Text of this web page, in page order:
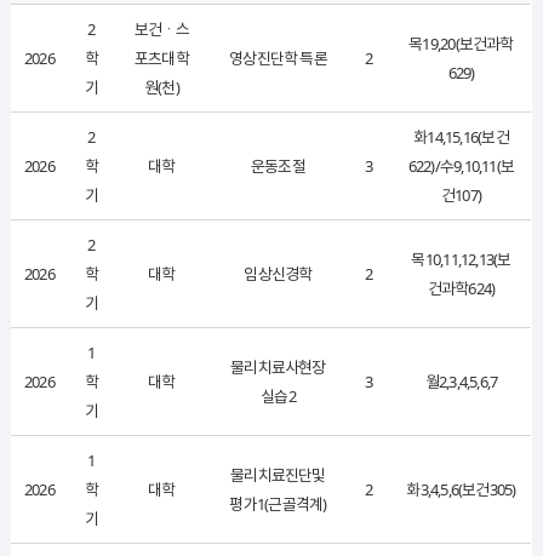
2026
2
학
기
보건ㆍ스
포츠대학
원(천)
영상진단학 특론 2
목19,20(보건과학
629)
2026
2
학
기
대학 운동조절 3
화14,15,16(보건
622)/수9,10,11(보
건107)
2026
2
학
기
대학 임상신경학 2
목10,11,12,13(보
건과학624)
2026
1
학
기
대학
물리치료사현장
실습2
3 월2,3,4,5,6,7
2026
1
학
기
대학
물리치료진단및
평가1(근골격계)
2 화3,4,5,6(보건305)